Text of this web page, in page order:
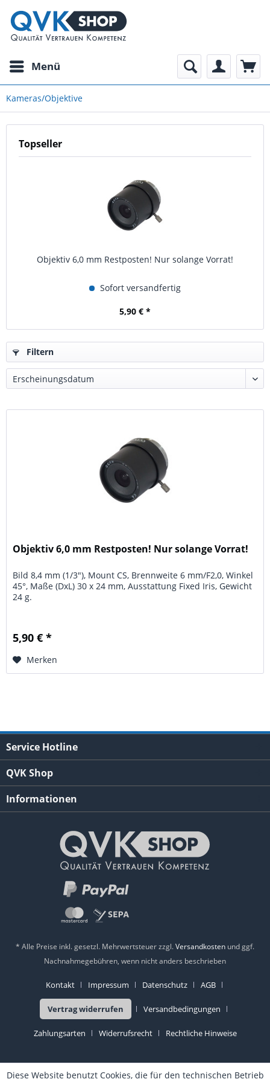
Menü
Kameras/Objektive
Topseller
Objektiv 6,0 mm Restposten! Nur solange Vorrat!
Sofort versandfertig
5,90 € *
Filtern
Objektiv 6,0 mm Restposten! Nur solange Vorrat!
Bild 8,4 mm (1/3"), Mount CS, Brennweite 6 mm/F2,0, Winkel
45°, Maße (DxL) 30 x 24 mm, Ausstattung Fixed Iris, Gewicht
24 g.
5,90 € *
Merken
Service Hotline
QVK Shop
Informationen
* Alle Preise inkl. gesetzl. Mehrwertsteuer zzgl.Versandkosten und ggf.
Nachnahmegebühren, wenn nicht anders beschrieben
Kontakt Impressum Datenschutz AGB
Vertrag widerrufen Versandbedingungen
Zahlungsarten Widerrufsrecht Rechtliche Hinweise
Diese Website benutzt Cookies, die für den technischen Betrieb